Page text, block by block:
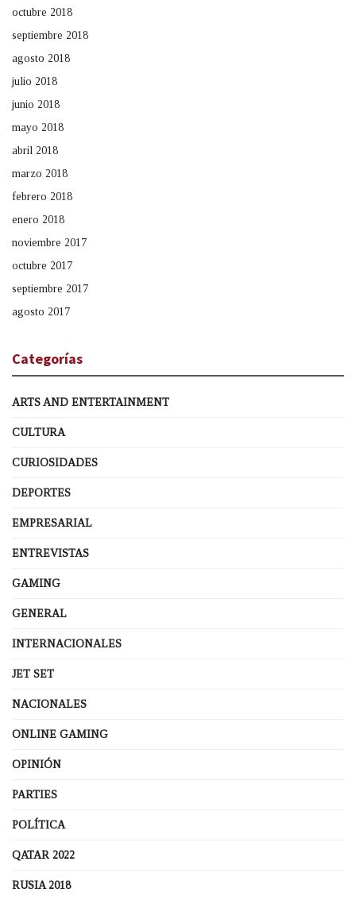
octubre 2018
septiembre 2018
agosto 2018
julio 2018
junio 2018
mayo 2018
abril 2018
marzo 2018
febrero 2018
enero 2018
noviembre 2017
octubre 2017
septiembre 2017
agosto 2017
Categorías
ARTS AND ENTERTAINMENT
CULTURA
CURIOSIDADES
DEPORTES
EMPRESARIAL
ENTREVISTAS
GAMING
GENERAL
INTERNACIONALES
JET SET
NACIONALES
ONLINE GAMING
OPINIÓN
PARTIES
POLÍTICA
QATAR 2022
RUSIA 2018